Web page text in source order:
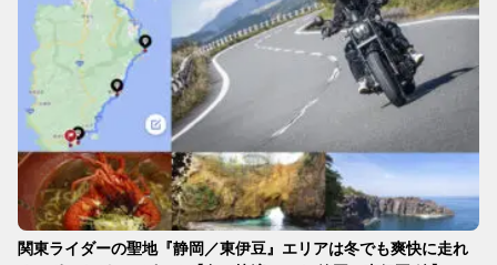
関東ライダーの聖地『静岡／東伊豆』エリアは冬でも爽快に走れ